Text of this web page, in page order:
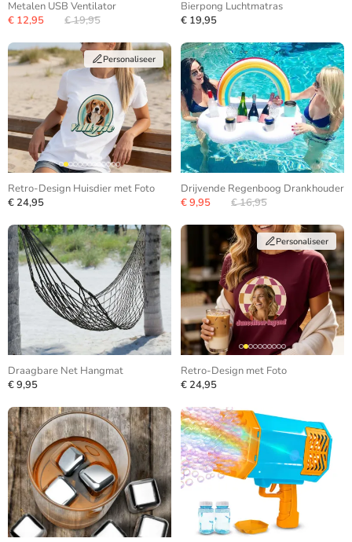
Metalen USB Ventilator
€ 12,95
€ 19,95
Bierpong Luchtmatras
€ 19,95
Personaliseer
Retro-Design Huisdier met Foto
€ 24,95
Drijvende Regenboog Drankhouder
€ 9,95
€ 16,95
Draagbare Net Hangmat
€ 9,95
Personaliseer
Retro-Design met Foto
€ 24,95